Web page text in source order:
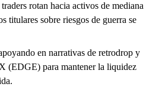
rotan hacia activos de mediana
titulares sobre riesgos de guerra se
en narrativas de retrodrop y
(EDGE) para mantener la liquidez